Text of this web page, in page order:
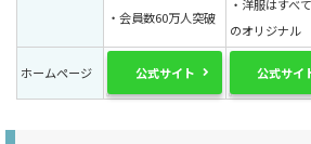
・会員数60万人突破
・洋服はすべ
のオリジナル
ホームページ 公式サイト 公式サイ